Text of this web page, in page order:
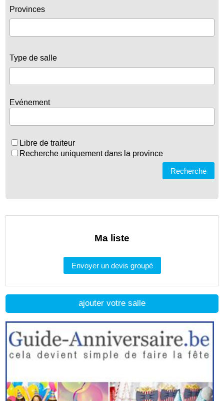
ajouter votre salle
Provinces
Type de salle
Evénement
Libre de traiteur
Recherche uniquement dans la province
Recherche
Ma liste
Envoyer un devis groupé